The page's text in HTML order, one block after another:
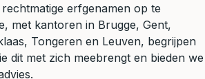
erfgenamen op te
met kantoren in Brugge, Gent,
Tongeren en Leuven, begrijpen
dit met zich meebrengt en bieden we
.